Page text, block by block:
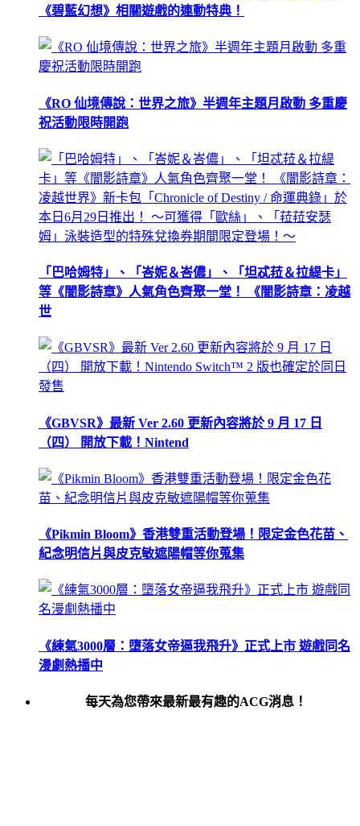
《碧藍幻想》相關遊戲的連動特典！
《RO 仙境傳說：世界之旅》半週年主題月啟動 多重慶
祝活動限時開跑
「巴哈姆特」、「峇妮＆峇儂」、「坦忒菈＆拉緹卡」
等《闇影詩章》人氣角色齊聚一堂！ 《闇影詩章：凌越
世
《GBVSR》最新 Ver 2.60 更新內容將於 9 月 17 日
（四） 開放下載！Nintend
《Pikmin Bloom》香港雙重活動登場！限定金色花苗、
紀念明信片與皮克敏遮陽帽等你蒐集
《練氣3000層：墮落女帝逼我飛升》正式上市 遊戲同名
漫劇熱播中
每天為您帶來最新最有趣的ACG消息！